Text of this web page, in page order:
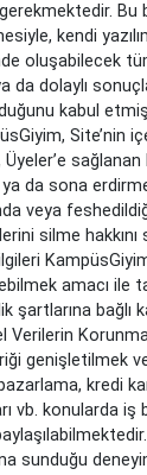
Bu
kendi
oluşabilecek
da dolaylı
kabul etmiş
Site’nin
da sona
veya
silme hakkını
amacı ile
şartlarına bağlı
Verilerin
genişletilmek
kredi
vb. konularda iş
sunduğu